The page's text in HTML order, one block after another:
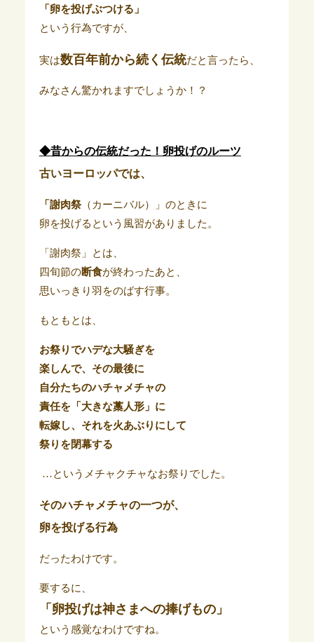
「卵を投げぶつける」
という行為ですが、
実は数百年前から続く伝統だと言ったら、
みなさん驚かれますでしょうか！？
◆昔からの伝統だった！卵投げのルーツ
古いヨーロッパでは、
「謝肉祭（カーニバル）」のときに
卵を投げるという風習がありました。
「謝肉祭」とは、
四旬節の断食が終わったあと、
思いっきり羽をのばす行事。
もともとは、
お祭りでハデな大騒ぎを
楽しんで、 その最後に
自分たちのハチャメチャの
責任を「大きな藁人形」に
転嫁し、 それを火あぶりにして
祭りを閉幕する
…というメチャクチャなお祭りでした。
そのハチャメチャの一つが、
卵を投げる行為
だったわけです。
要するに、
「卵投げは神さまへの捧げもの」
という感覚なわけですね。